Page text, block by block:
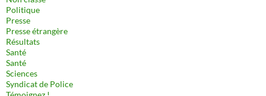
Politique
Presse
Presse étrangère
Résultats
Santé
Santé
Sciences
Syndicat de Police